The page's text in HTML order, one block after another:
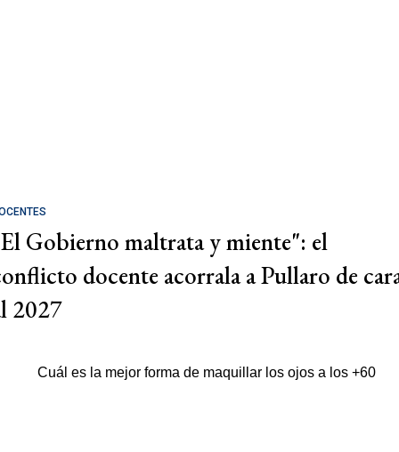
Gobierno maltrata y miente": el
docente acorrala a Pullaro de
2027